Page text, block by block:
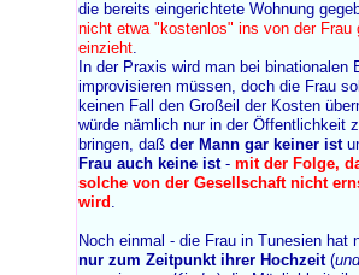
die bereits eingerichtete Wohnung
nicht etwa "kostenlos" ins von der Frau
einzieht
In der Praxis wird man bei binationalen
improvisieren müssen, doch die Frau
keinen Fall den Großeil der Kosten
würde nämlich nur in der Öffentlichkeit
bringen, daß der Mann gar keiner ist
Frau auch keine ist- mit der Folge,
solche von der Gesellschaft nicht
wird
Noch einmal - die Frau in Tunesien hat
nur zum Zeitpunkt ihrer Hochzeit(